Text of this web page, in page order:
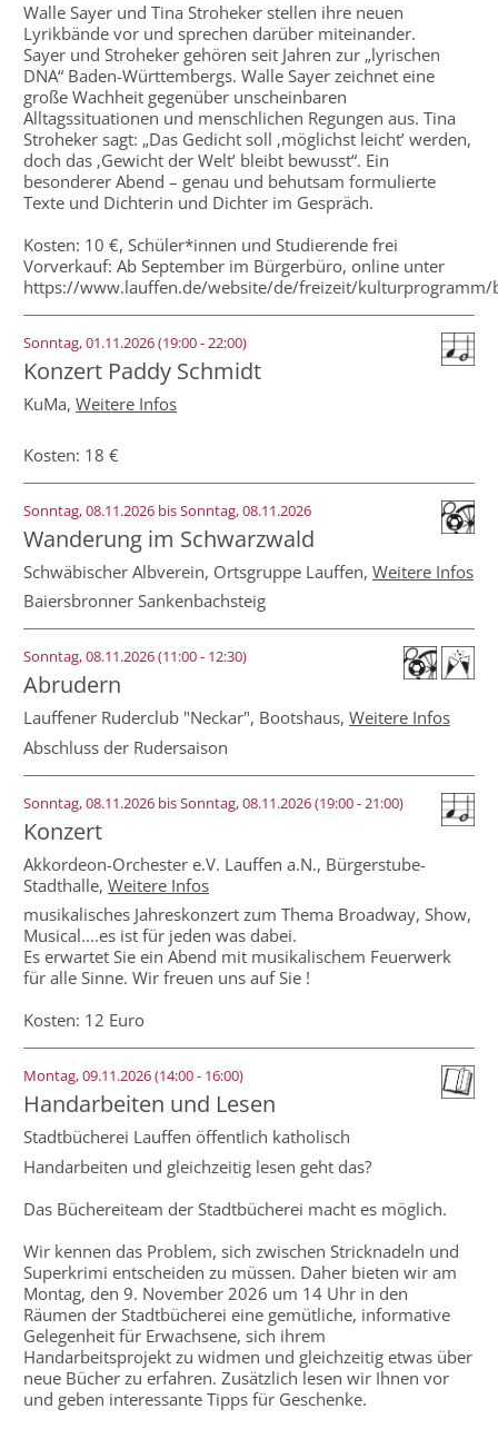
Walle Sayer und Tina Stroheker stellen ihre neuen
Lyrikbände vor und sprechen darüber miteinander.
Sayer und Stroheker gehören seit Jahren zur „lyrischen
DNA“ Baden-Württembergs. Walle Sayer zeichnet eine
große Wachheit gegenüber unscheinbaren
Alltagssituationen und menschlichen Regungen aus. Tina
Stroheker sagt: „Das Gedicht soll ‚möglichst leicht’ werden,
doch das ‚Gewicht der Welt’ bleibt bewusst“. Ein
besonderer Abend – genau und behutsam formulierte
Texte und Dichterin und Dichter im Gespräch.
Kosten: 10 €, Schüler*innen und Studierende frei
Vorverkauf: Ab September im Bürgerbüro, online unter
https://www.lauffen.de/website/de/freizeit/kulturprogramm/
Sonntag, 01.11.2026 (19:00 - 22:00)
Konzert Paddy Schmidt
KuMa, Weitere Infos
Kosten: 18 €
Sonntag, 08.11.2026 bis Sonntag, 08.11.2026
Wanderung im Schwarzwald
Schwäbischer Albverein, Ortsgruppe Lauffen, Weitere Infos
Baiersbronner Sankenbachsteig
Sonntag, 08.11.2026 (11:00 - 12:30)
Abrudern
Lauffener Ruderclub "Neckar", Bootshaus, Weitere Infos
Abschluss der Rudersaison
Sonntag, 08.11.2026 bis Sonntag, 08.11.2026(19:00 - 21:00)
Konzert
Akkordeon-Orchester e.V. Lauffen a.N., Bürgerstube-
Stadthalle, Weitere Infos
musikalisches Jahreskonzert zum Thema Broadway, Show,
Musical....es ist für jeden was dabei.
Es erwartet Sie ein Abend mit musikalischem Feuerwerk
für alle Sinne. Wir freuen uns auf Sie !
Kosten: 12 Euro
Montag, 09.11.2026 (14:00 - 16:00)
Handarbeiten und Lesen
Stadtbücherei Lauffen öffentlich katholisch
Handarbeiten und gleichzeitig lesen geht das?
Das Büchereiteam der Stadtbücherei macht es möglich.
Wir kennen das Problem, sich zwischen Stricknadeln und
Superkrimi entscheiden zu müssen. Daher bieten wir am
Montag, den 9. November 2026 um 14 Uhr in den
Räumen der Stadtbücherei eine gemütliche, informative
Gelegenheit für Erwachsene, sich ihrem
Handarbeitsprojekt zu widmen und gleichzeitig etwas über
neue Bücher zu erfahren. Zusätzlich lesen wir Ihnen vor
und geben interessante Tipps für Geschenke.